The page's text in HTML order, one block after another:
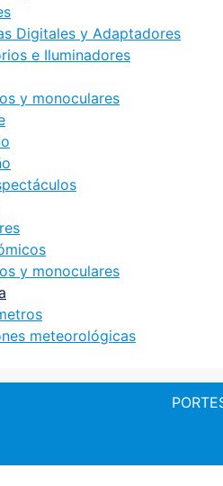
Digitales y Adaptadores
e Iluminadores
y monoculares
y monoculares
meteorológicas